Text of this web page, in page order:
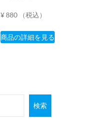
ン
が
¥880 （税込）
商品の詳細を見る
こ
の
検索